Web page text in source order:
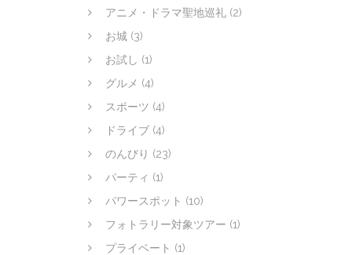
アニメ・ドラマ聖地巡礼 (2)
お城 (3)
お試し (1)
グルメ (4)
スポーツ (4)
ドライブ (4)
のんびり (23)
パーティ (1)
パワースポット (10)
フォトラリー対象ツアー (1)
プライベート (1)